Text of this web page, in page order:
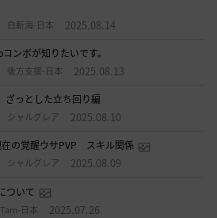
白斬海-日本 2025.08.14
ンボが知りたいです。
後方支援-日本 2025.08.13
っとした立ち回り編
シャルグレア 2025.08.10
の覚醒ウサPVP スキル関係
シャルグレア 2025.08.09
ついて
Tam-日本 2025.07.26